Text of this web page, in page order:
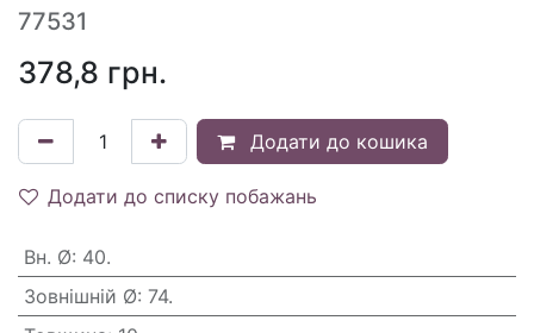
77531
378,8 грн.
Додати до кошика
Додати до списку побажань
Вн. Ø: 40.
Зовнішній Ø: 74.